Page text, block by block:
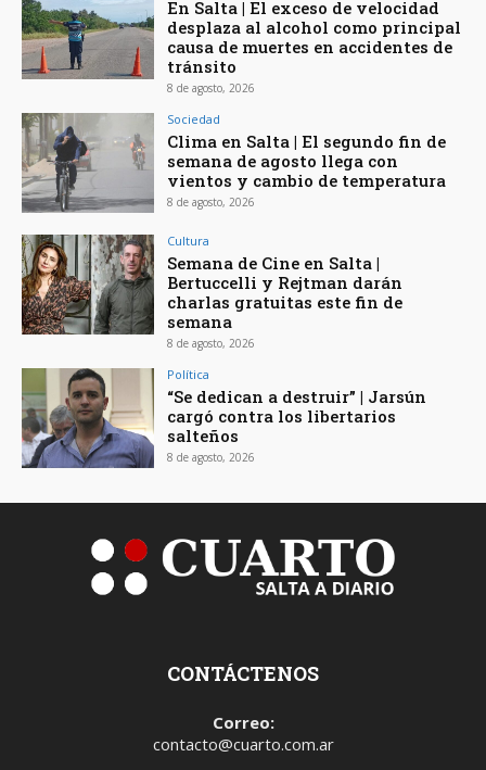
En Salta | El exceso de velocidad
desplaza al alcohol como principal
causa de muertes en accidentes de
tránsito
8 de agosto, 2026
Sociedad
Clima en Salta | El segundo fin de
semana de agosto llega con
vientos y cambio de temperatura
8 de agosto, 2026
Cultura
Semana de Cine en Salta |
Bertuccelli y Rejtman darán
charlas gratuitas este fin de
semana
8 de agosto, 2026
Política
“Se dedican a destruir” | Jarsún
cargó contra los libertarios
salteños
8 de agosto, 2026
CONTÁCTENOS
Correo:
contacto@cuarto.com.ar